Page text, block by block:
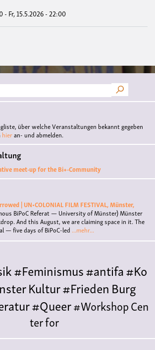
- Fr, 15.5.2026 - 22:00
über welche Veranstaltungen bekannt gegeben
hieran- und abmelden.
meet-up for the Bi+-Community
| UN•COLONIAL FILM FESTIVAL, Münster,
BiPoC Referat — University of Münster)Münster
And this August, we are claiming space in it. The
— five days of BiPoC-led ...mehr...
#Feminismus#antifa#Ko
Kultur#FriedenBurg
#Queer#WorkshopCen
ter for
Polytreff#liveKonzert